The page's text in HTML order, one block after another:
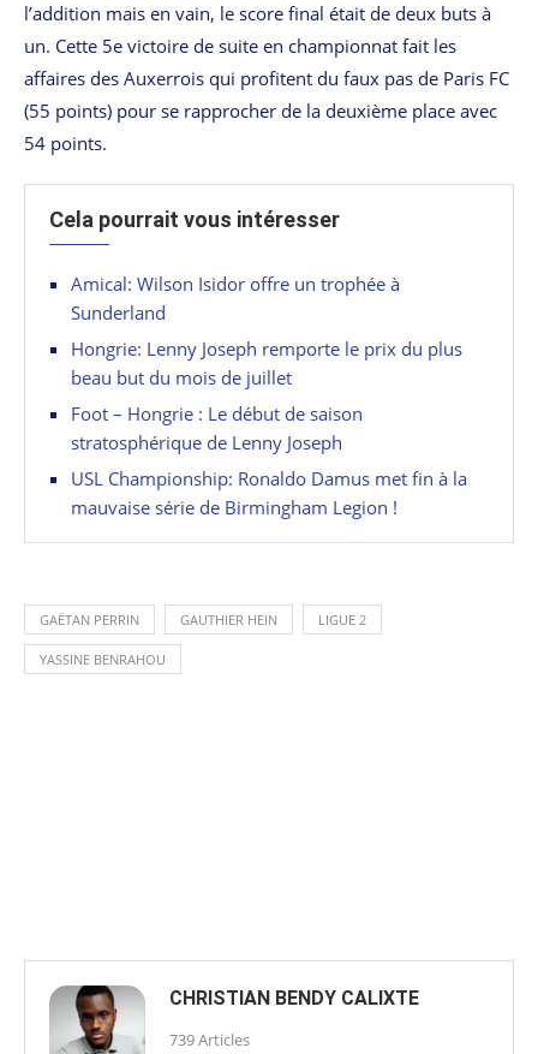
l’addition mais en vain, le score final était de deux buts à
un. Cette 5e victoire de suite en championnat fait les
affaires des Auxerrois qui profitent du faux pas de Paris FC
(55 points) pour se rapprocher de la deuxième place avec
54 points.
Cela pourrait vous intéresser
Amical: Wilson Isidor offre un trophée à
Sunderland
Hongrie: Lenny Joseph remporte le prix du plus
beau but du mois de juillet
Foot – Hongrie : Le début de saison
stratosphérique de Lenny Joseph
USL Championship: Ronaldo Damus met fin à la
mauvaise série de Birmingham Legion !
GAËTAN PERRIN GAUTHIER HEIN LIGUE 2
YASSINE BENRAHOU
CHRISTIAN BENDY CALIXTE
739 Articles